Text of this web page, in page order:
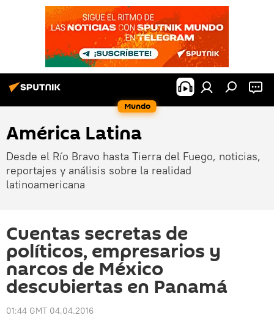
Mundo
América Latina
Desde el Río Bravo hasta Tierra del Fuego, noticias,
reportajes y análisis sobre la realidad
latinoamericana
Cuentas secretas de
políticos, empresarios y
narcos de México
descubiertas en Panamá
01:44 GMT 04.04.2016